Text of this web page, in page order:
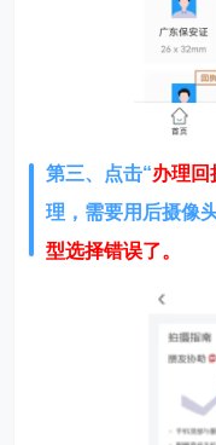
第三、点击“办理回
理，需要用后摄像
型选择错误了。